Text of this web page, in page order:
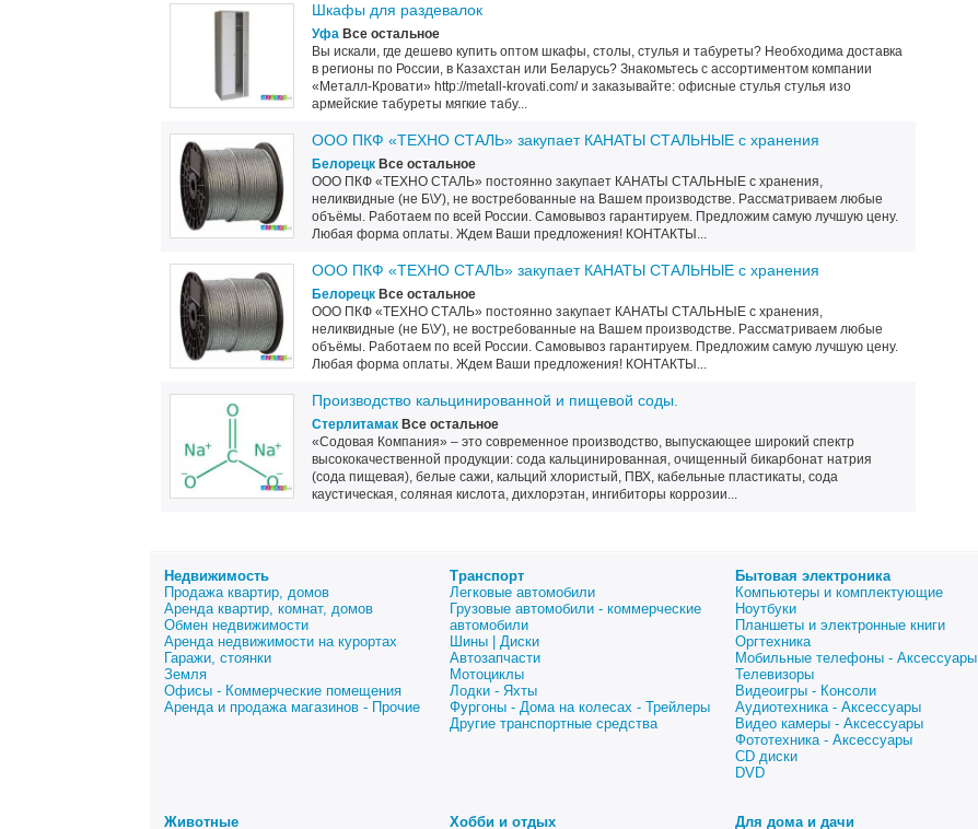
Шкафы для раздевалок
Уфа Все остальное
Вы искали, где дешево купить оптом шкафы, столы, стулья и табуреты? Необходима доставка
в регионы по России, в Казахстан или Беларусь? Знакомьтесь с ассортиментом компании
«Металл-Кровати» http://metall-krovati.com/ и заказывайте: офисные стулья стулья изо
армейские табуреты мягкие табу...
ООО ПКФ «ТЕХНО СТАЛЬ» закупает КАНАТЫ СТАЛЬНЫЕ с хранения
Белорецк Все остальное
ООО ПКФ «ТЕХНО СТАЛЬ» постоянно закупает КАНАТЫ СТАЛЬНЫЕ с хранения,
неликвидные (не Б\У), не востребованные на Вашем производстве. Рассматриваем любые
объёмы. Работаем по всей России. Самовывоз гарантируем. Предложим самую лучшую цену.
Любая форма оплаты. Ждем Ваши предложения! КОНТАКТЫ...
ООО ПКФ «ТЕХНО СТАЛЬ» закупает КАНАТЫ СТАЛЬНЫЕ с хранения
Белорецк Все остальное
ООО ПКФ «ТЕХНО СТАЛЬ» постоянно закупает КАНАТЫ СТАЛЬНЫЕ с хранения,
неликвидные (не Б\У), не востребованные на Вашем производстве. Рассматриваем любые
объёмы. Работаем по всей России. Самовывоз гарантируем. Предложим самую лучшую цену.
Любая форма оплаты. Ждем Ваши предложения! КОНТАКТЫ...
Производство кальцинированной и пищевой соды.
Стерлитамак Все остальное
«Содовая Компания» – это современное производство, выпускающее широкий спектр
высококачественной продукции: сода кальцинированная, очищенный бикарбонат натрия
(сода пищевая), белые сажи, кальций хлористый, ПВХ, кабельные пластикаты, сода
каустическая, соляная кислота, дихлорэтан, ингибиторы коррозии...
Недвижимость
Продажа квартир, домов
Аренда квартир, комнат, домов
Обмен недвижимости
Аренда недвижимости на курортах
Гаражи, стоянки
Земля
Офисы - Коммерческие помещения
Аренда и продажа магазинов - Прочие
Транспорт
Легковые автомобили
Грузовые автомобили - коммерческие
автомобили
Шины | Диски
Автозапчасти
Мотоциклы
Лодки - Яхты
Фургоны - Дома на колесах - Трейлеры
Другие транспортные средства
Бытовая электроника
Компьютеры и комплектующие
Ноутбуки
Планшеты и электронные книги
Оргтехника
Мобильные телефоны - Аксессуары
Телевизоры
Видеоигры - Консоли
Аудиотехника - Аксессуары
Видео камеры - Аксессуары
Фототехника - Аксессуары
CD диски
DVD
Животные
Хобби и отдых Для дома и дачи